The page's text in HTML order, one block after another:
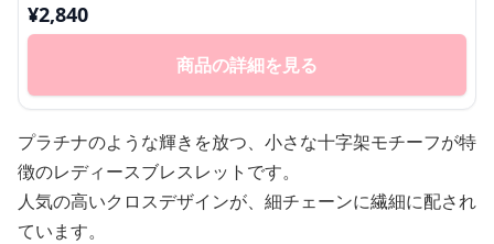
¥2,840
商品の詳細を見る
プラチナのような輝きを放つ、小さな十字架モチーフが特
徴のレディースブレスレットです。
人気の高いクロスデザインが、細チェーンに繊細に配され
ています。